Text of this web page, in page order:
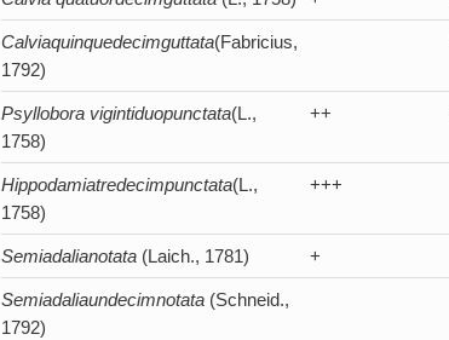
Calviaquinquedecimguttata(Fabricius,
1792)
Psyllobora vigintiduopunctata(L.,
1758)
++
Hippodamiatredecimpunctata(L.,
1758)
+++
Semiadalianotata(Laich., 1781) +
Semiadaliaundecimnotata(Schneid.,
1792)